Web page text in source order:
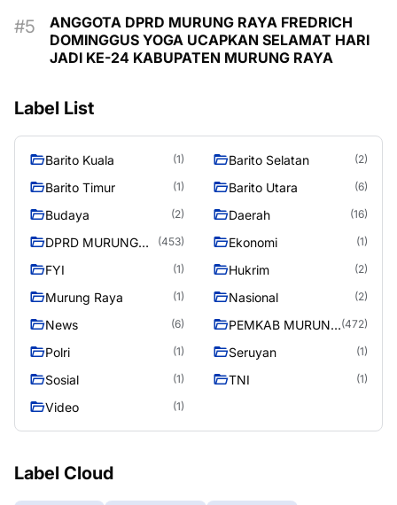
ANGGOTA DPRD MURUNG RAYA FREDRICH
DOMINGGUS YOGA UCAPKAN SELAMAT HARI
JADI KE-24 KABUPATEN MURUNG RAYA
Label List
Barito Kuala (1) Barito Selatan (2)
Barito Timur (1) Barito Utara (6)
Budaya (2) Daerah (16)
DPRD MURUNG
(453) Ekonomi (1)
FYI (1) Hukrim (2)
Murung Raya (1) Nasional (2)
News (6)
PEMKAB MURUNG (472)
Polri (1) Seruyan (1)
Sosial (1) TNI (1)
Video (1)
Label Cloud